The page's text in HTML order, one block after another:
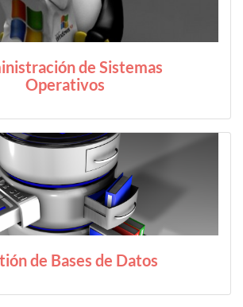
de Sistemas
Operativos
de Bases de Datos